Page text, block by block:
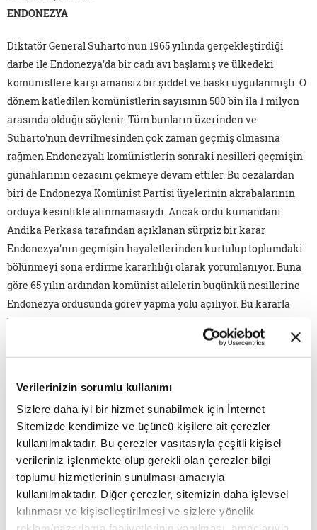
Verilerinizin sorumlu kullanımı
Sizlere daha iyi bir hizmet sunabilmek için İnternet
Sitemizde kendimize ve üçüncü kişilere ait çerezler
kullanılmaktadır. Bu çerezler vasıtasıyla çeşitli kişisel
verileriniz işlenmekte olup gerekli olan çerezler bilgi
toplumu hizmetlerinin sunulması amacıyla
kullanılmaktadır. Diğer çerezler, sitemizin daha işlevsel
kılınması ve kişiselleştirilmesi ve sizlere yönelik
ENDONEZYA
Diktatör General Suharto'nun 1965 yılında gerçekleştirdiği
darbe ile Endonezya'da bir cadı avı başlamış ve ülkedeki
komünistlere karşı amansız bir şiddet ve baskı uygulanmıştı. O
dönem katledilen komünistlerin sayısının 500 bin ila 1 milyon
arasında olduğu söylenir. Tüm bunların üzerinden ve
Suharto'nun devrilmesinden çok zaman geçmiş olmasına
rağmen Endonezyalı komünistlerin sonraki nesilleri geçmişin
günahlarının cezasını çekmeye devam ettiler. Bu cezalardan
biri de Endonezya Komünist Partisi üyelerinin akrabalarının
orduya kesinlikle alınmamasıydı. Ancak ordu kumandanı
Andika Perkasa tarafından açıklanan sürpriz bir karar
Endonezya'nın geçmişin hayaletlerinden kurtulup toplumdaki
bölünmeyi sona erdirme kararlılığı olarak yorumlanıyor. Buna
göre 65 yılın ardından komünist ailelerin bugünkü nesillerine
Endonezya ordusunda görev yapma yolu açılıyor. Bu kararla
Endonezya'da toplumsal fırkalar ve devlet ile halk arasındaki 65
BİRLEŞİK KRALLIK
Bu konu tam bir tabu… Ancak buna rağmen Birleşik Krallık
tarihinin belki de en büyük medyatik hadiselerinden birini
teşkil ediyor ve halledilmesi için çalışmalar son derece gizli
olarak yürütülüyor. Kraliçe Elizabeth'in cenaze hazırlıklarından
bahsediyoruz. Bu yıl 96 yaşına girecek olan Kraliçe Elizabeth
kamuoyu karşısına neredeyse hiç çıkmıyor, çok nadir